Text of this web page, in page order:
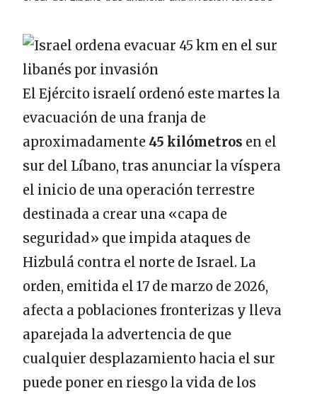
El Ejército israelí ordenó este martes la
evacuación de una franja de
aproximadamente45 kilómetros en el
sur del Líbano, tras anunciar la víspera
el inicio de una operación terrestre
destinada a crear una «capa de
seguridad» que impida ataques de
Hizbulá contra el norte de Israel. La
orden, emitida el 17 de marzo de 2026,
afecta a poblaciones fronterizas y lleva
aparejada la advertencia de que
cualquier desplazamiento hacia el sur
puede poner en riesgo la vida de los